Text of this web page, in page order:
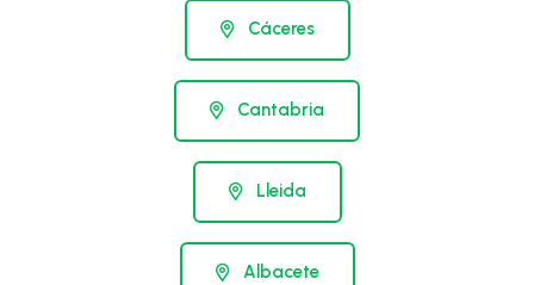
Cáceres
Cantabria
Lleida
Albacete